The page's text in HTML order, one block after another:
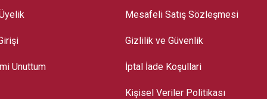
Unuttum
Mesafeli Satış Sözleşmesi
Gizlilik ve Güvenlik
İptal İade Koşullari
Kişisel Veriler Politikası